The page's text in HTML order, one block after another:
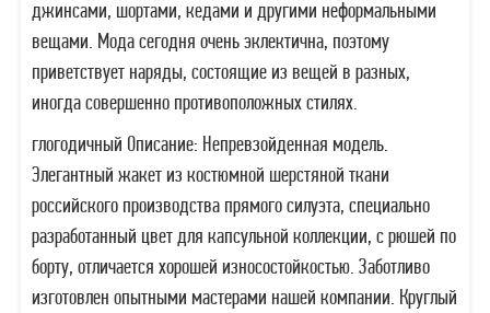
джинсами, шортами, кедами и другими неформальными
вещами. Мода сегодня очень эклектична, поэтому
приветствует наряды, состоящие из вещей в разных,
иногда совершенно противоположных стилях.
глогодичный Описание: Непревзойденная модель.
Элегантный жакет из костюмной шерстяной ткани
российского производства прямого силуэта, специально
разработанный цвет для капсульной коллекции, с рюшей по
борту, отличается хорошей износостойкостью. Заботливо
изготовлен опытными мастерами нашей компании. Круглый